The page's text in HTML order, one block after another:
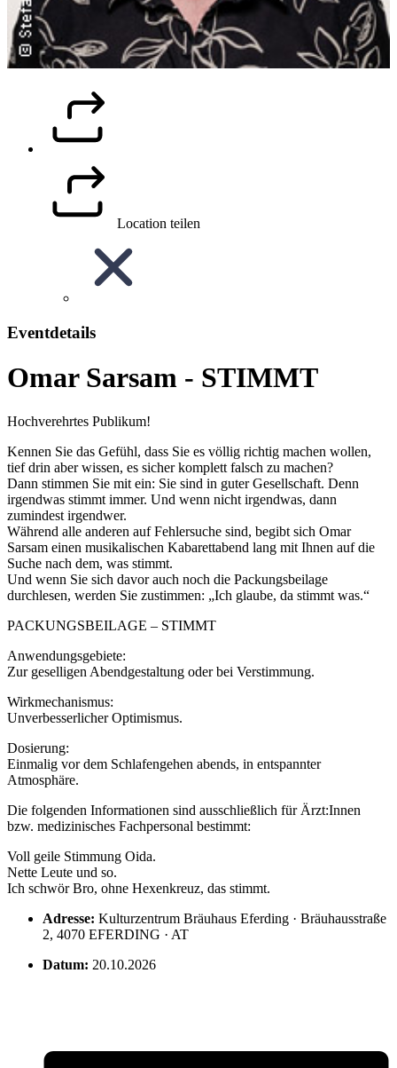
Location teilen
Eventdetails
Omar Sarsam - STIMMT
Hochverehrtes Publikum!
Kennen Sie das Gefühl, dass Sie es völlig richtig machen wollen,
tief drin aber wissen, es sicher komplett falsch zu machen?
Dann stimmen Sie mit ein: Sie sind in guter Gesellschaft. Denn
irgendwas stimmt immer. Und wenn nicht irgendwas, dann
zumindest irgendwer.
Während alle anderen auf Fehlersuche sind, begibt sich Omar
Sarsam einen musikalischen Kabarettabend lang mit Ihnen auf die
Suche nach dem, was stimmt.
Und wenn Sie sich davor auch noch die Packungsbeilage
durchlesen, werden Sie zustimmen: „Ich glaube, da stimmt was.“
PACKUNGSBEILAGE – STIMMT
Anwendungsgebiete:
Zur geselligen Abendgestaltung oder bei Verstimmung.
Wirkmechanismus:
Unverbesserlicher Optimismus.
Dosierung:
Einmalig vor dem Schlafengehen abends, in entspannter
Atmosphäre.
Die folgenden Informationen sind ausschließlich für Ärzt:Innen
bzw. medizinisches Fachpersonal bestimmt:
Voll geile Stimmung Oida.
Nette Leute und so.
Ich schwör Bro, ohne Hexenkreuz, das stimmt.
Adresse: Kulturzentrum Bräuhaus Eferding · Bräuhausstraße
2, 4070 EFERDING · AT
Datum: 20.10.2026